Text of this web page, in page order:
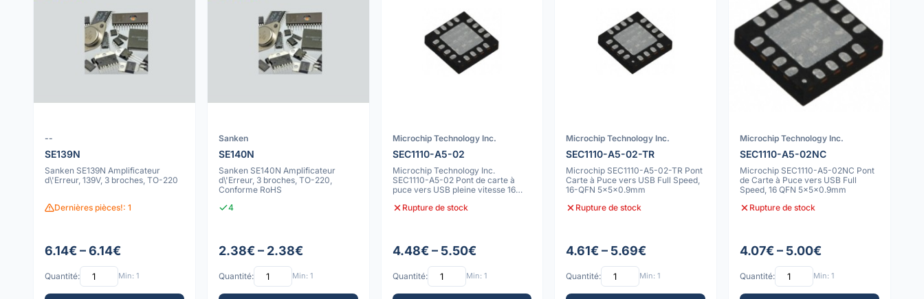
--
SE139N
Sanken SE139N Amplificateur
d\'Erreur, 139V, 3 broches, TO-220
Dernières pièces!: 1
6.14€ – 6.14€
Quantité: Min: 1
Sanken
SE140N
Sanken SE140N Amplificateur
d\'Erreur, 3 broches, TO-220,
Conforme RoHS
4
2.38€ – 2.38€
Quantité: Min: 1
Microchip Technology Inc.
SEC1110-A5-02
Microchip Technology Inc.
SEC1110-A5-02 Pont de carte à
puce vers USB pleine vitesse 16
Rupture de stock
4.48€ – 5.50€
Quantité: Min: 1
Microchip Technology Inc.
SEC1110-A5-02-TR
Microchip SEC1110-A5-02-TR Pont
Carte à Puce vers USB Full Speed,
16-QFN 5x5x0.9mm
Rupture de stock
4.61€ – 5.69€
Quantité: Min: 1
Microchip Technology Inc.
SEC1110-A5-02NC
Microchip SEC1110-A5-02NC Pont
de Carte à Puce vers USB Full
Speed, 16 QFN 5x5x0.9mm
Rupture de stock
4.07€ – 5.00€
Quantité: Min: 1